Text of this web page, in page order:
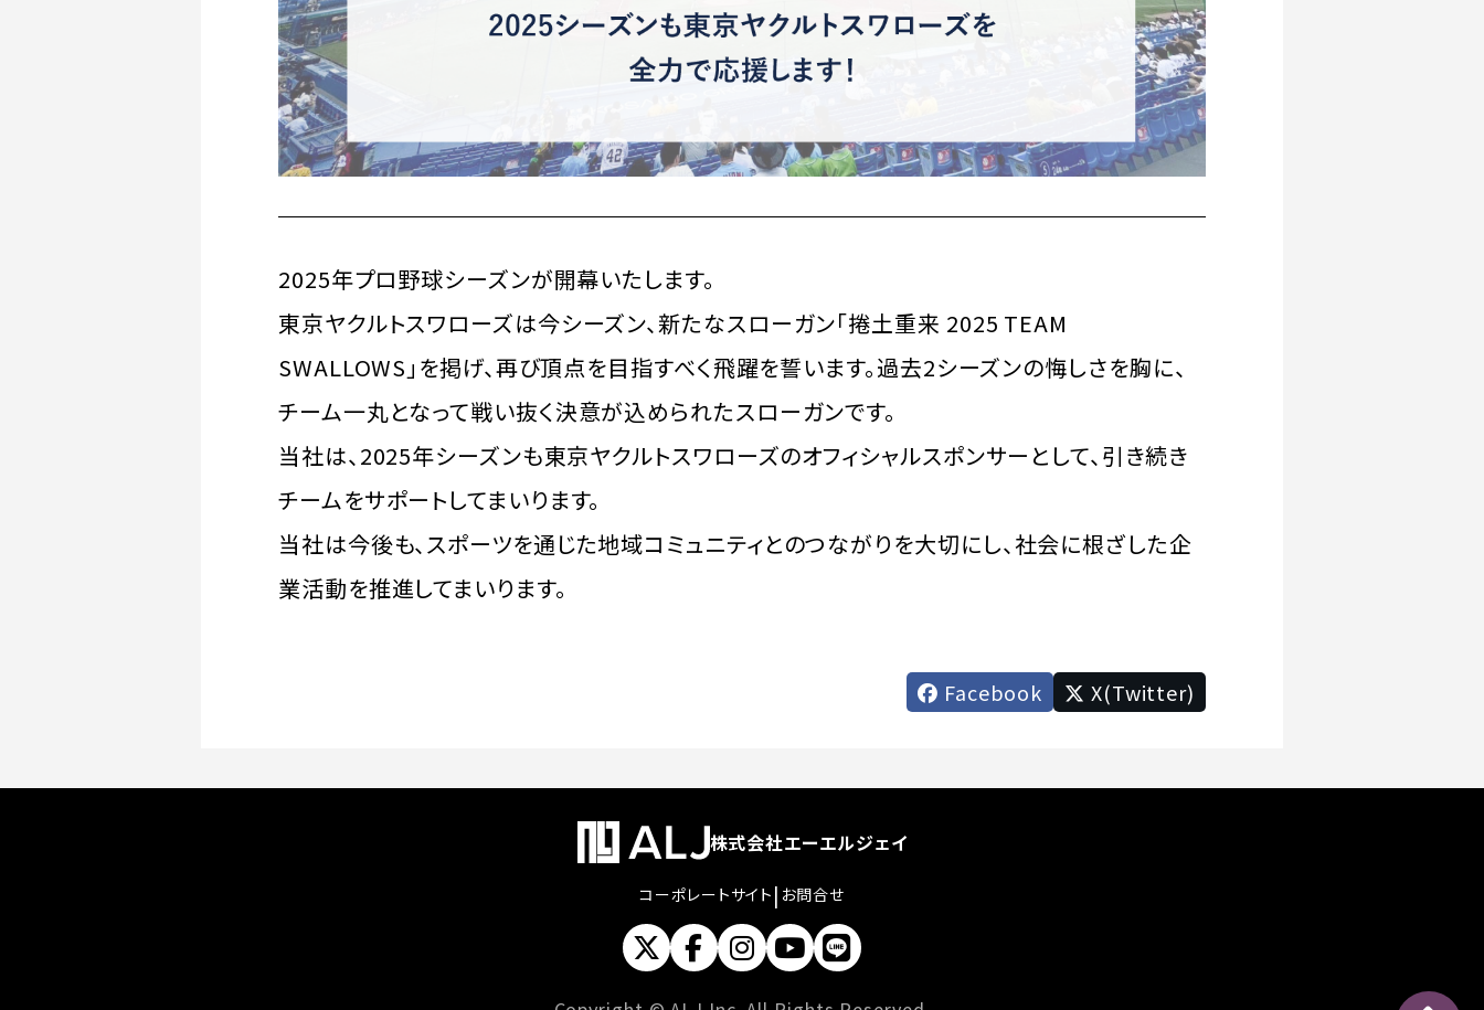
2025年プロ野球シーズンが開幕いたします。
東京ヤクルトスワローズは今シーズン、新たなスローガン「捲土重来 2025 TEAM
SWALLOWS」を掲げ、再び頂点を目指すべく飛躍を誓います。過去2シーズンの悔しさを胸に、
チーム一丸となって戦い抜く決意が込められたスローガンです。
当社は、2025年シーズンも東京ヤクルトスワローズのオフィシャルスポンサーとして、引き続き
チームをサポートしてまいります。
当社は今後も、スポーツを通じた地域コミュニティとのつながりを大切にし、社会に根ざした企
業活動を推進してまいります。
Facebook X(Twitter)
株式会社エーエルジェイ
コーポレートサイト | お問合せ